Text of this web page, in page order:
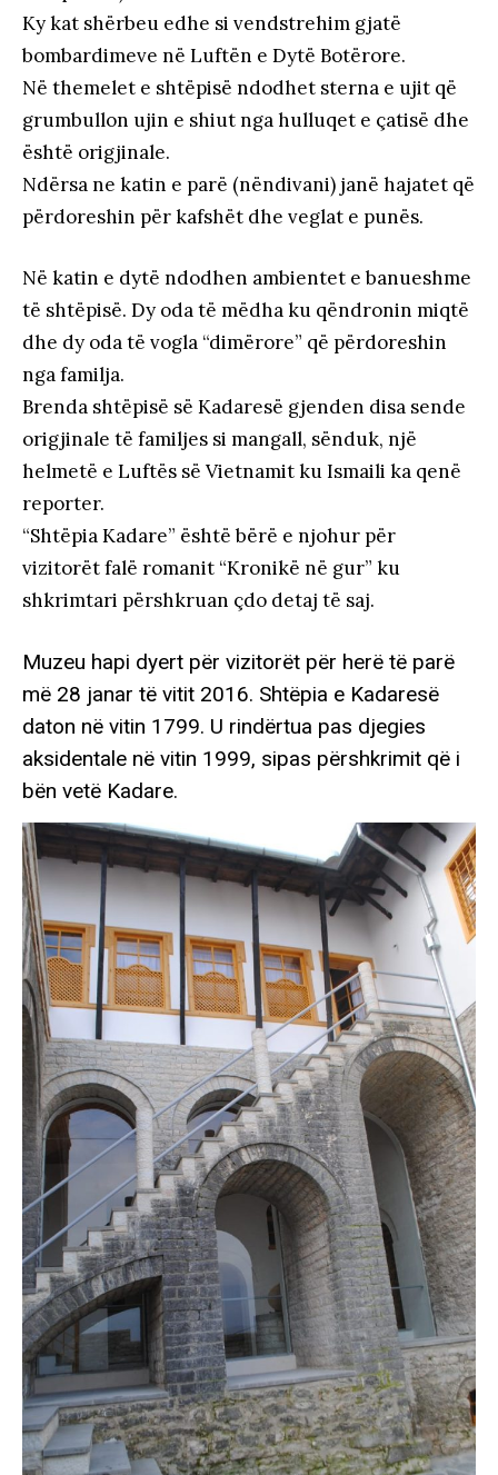
Ky kat shërbeu edhe si vendstrehim gjatë
bombardimeve në Luftën e Dytë Botërore.
Në themelet e shtëpisë ndodhet sterna e ujit që
grumbullon ujin e shiut nga hulluqet e çatisë dhe
është origjinale.
Ndërsa ne katin e parë (nëndivani) janë hajatet që
përdoreshin për kafshët dhe veglat e punës.
Në katin e dytë ndodhen ambientet e banueshme
të shtëpisë. Dy oda të mëdha ku qëndronin miqtë
dhe dy oda të vogla “dimërore” që përdoreshin
nga familja.
Brenda shtëpisë së Kadaresë gjenden disa sende
origjinale të familjes si mangall, sënduk, një
helmetë e Luftës së Vietnamit ku Ismaili ka qenë
reporter.
“Shtëpia Kadare” është bërë e njohur për
vizitorët falë romanit “Kronikë në gur” ku
shkrimtari përshkruan çdo detaj të saj.
Muzeu hapi dyert për vizitorët për herë të parë
më 28 janar të vitit 2016. Shtëpia e Kadaresë
daton në vitin 1799. U rindërtua pas djegies
aksidentale në vitin 1999, sipas përshkrimit që i
bën vetë Kadare.